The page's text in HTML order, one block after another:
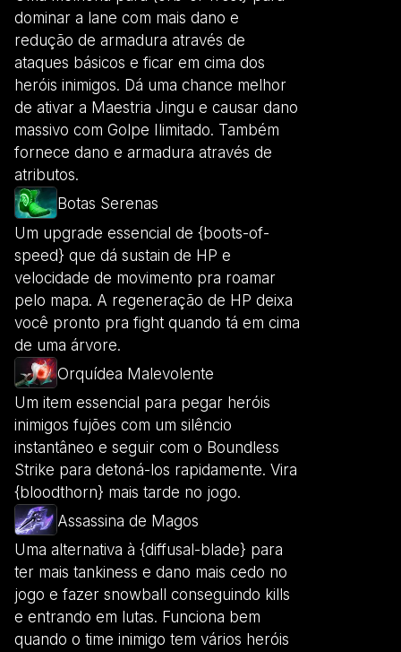
dominar a lane com mais dano e
redução de armadura através de
ataques básicos e ficar em cima dos
heróis inimigos. Dá uma chance melhor
de ativar a Maestria Jingu e causar dano
massivo com Golpe Ilimitado. Também
fornece dano e armadura através de
atributos.
Botas Serenas
Um upgrade essencial de {boots-of-
speed} que dá sustain de HP e
velocidade de movimento pra roamar
pelo mapa. A regeneração de HP deixa
você pronto pra fight quando tá em cima
de uma árvore.
Orquídea Malevolente
Um item essencial para pegar heróis
inimigos fujões com um silêncio
instantâneo e seguir com o Boundless
Strike para detoná-los rapidamente. Vira
{bloodthorn} mais tarde no jogo.
Assassina de Magos
Uma alternativa à {diffusal-blade} para
ter mais tankiness e dano mais cedo no
jogo e fazer snowball conseguindo kills
e entrando em lutas. Funciona bem
quando o time inimigo tem vários heróis